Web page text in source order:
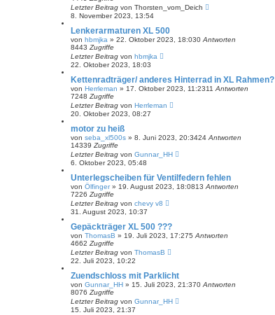
Letzter Beitrag von Thorsten_vom_Deich
8. November 2023, 13:54
Lenkerarmaturen XL 500
von hbmjka » 22. Oktober 2023, 18:030 Antworten
8443 Zugriffe
Letzter Beitrag von hbmjka
22. Oktober 2023, 18:03
Kettenradträger/ anderes Hinterrad in XL Rahmen?
von Herrleman » 17. Oktober 2023, 11:2311 Antworten
7248 Zugriffe
Letzter Beitrag von Herrleman
20. Oktober 2023, 08:27
motor zu heiß
von seba_xl500s » 8. Juni 2023, 20:3424 Antworten
14339 Zugriffe
Letzter Beitrag von Gunnar_HH
6. Oktober 2023, 05:48
Unterlegscheiben für Ventilfedern fehlen
von Ölfinger» 19. August 2023, 18:0813 Antworten
7226 Zugriffe
Letzter Beitrag von chevy v8
31. August 2023, 10:37
Gepäckträger XL 500 ???
von ThomasB » 19. Juli 2023, 17:275 Antworten
4662 Zugriffe
Letzter Beitrag von ThomasB
22. Juli 2023, 10:22
Zuendschloss mit Parklicht
von Gunnar_HH » 15. Juli 2023, 21:370 Antworten
8076 Zugriffe
Letzter Beitrag von Gunnar_HH
15. Juli 2023, 21:37